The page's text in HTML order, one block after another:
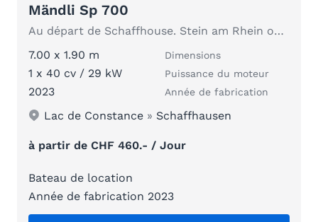
Mändli Sp 700
Au départ de Schaffhouse. Stein am Rhein ou les chutes du Rhin après accord
7.00 x 1.90 m
Dimensions
1 x 40 cv / 29 kW Puissance du moteur
2023 Année de fabrication
Lac de Constance » Schaffhausen
à partir de CHF 460.- / Jour
Bateau de location
Année de fabrication 2023